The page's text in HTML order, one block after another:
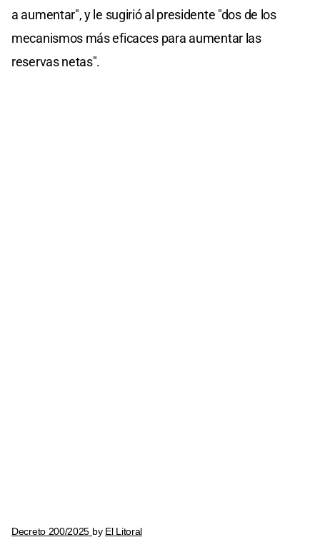
a aumentar", y le sugirió al presidente "dos de los
mecanismos más eficaces para aumentar las
reservas netas".
Decreto 200/2025 by El Litoral